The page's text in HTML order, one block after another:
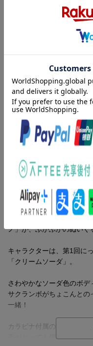
更新日：2026年05月12日
内容紹介（JPROより
ノ」が、ふかふかのぬい
キャラクターは、第1回に
「クリームソーダ」。
さわやかなソーダ色のボ
サクランボがちょこんとの
一緒！
カラビナ付属のパスケー
手がとっても便利。ICカ